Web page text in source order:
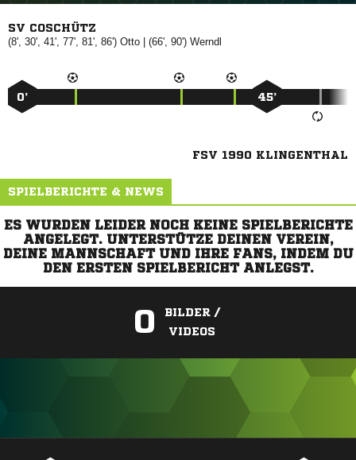
SV COSCHÜTZ
(8', 30', 41', 77', 81', 86')  | (66', 90') 
0’ 45’
FSV 1990 KLINGENTHAL
SPIELBERICHTE & NEWS
ES WURDEN LEIDER NOCH KEINE SPIELBERICHTE
ANGELEGT. UNTERSTÜTZE DEINEN VEREIN,
DEINE MANNSCHAFT UND IHRE FANS, INDEM DU
DEN ERSTEN SPIELBERICHT ANLEGST.
0
BILDER /
VIDEOS